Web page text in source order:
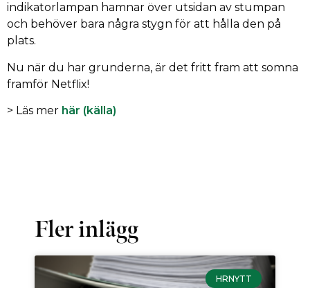
indikatorlampan hamnar över utsidan av stumpan
och behöver bara några stygn för att hålla den på
plats.
Nu när du har grunderna, är det fritt fram att somna
framför Netflix!
> Läs mer här (källa)
Fler inlägg
HRNYTT